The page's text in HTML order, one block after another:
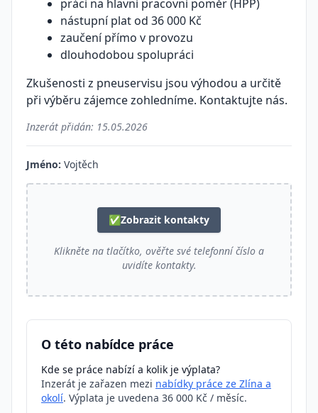
práci na hlavní pracovní poměr (HPP)
nástupní plat od 36 000 Kč
zaučení přímo v provozu
dlouhodobou spolupráci
Zkušenosti z pneuservisu jsou výhodou a určitě
při výběru zájemce zohledníme. Kontaktujte nás.
Inzerát přidán: 15.05.2026
Jméno: Vojtěch
✅Zobrazit kontakty
Klikněte na tlačítko, ověřte své telefonní číslo a
uvidíte kontakty.
O této nabídce práce
Kde se práce nabízí a kolik je výplata?
Inzerát je zařazen mezi nabídky práce ze Zlína a
okolí. Výplata je uvedena 36 000 Kč / měsíc.